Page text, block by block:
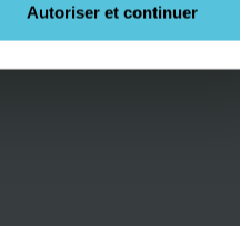
Autoriser et continuer